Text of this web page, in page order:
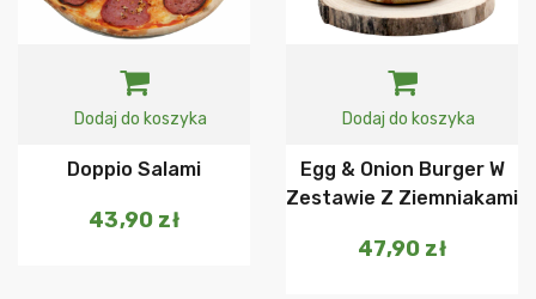
Dodaj do koszyka
Doppio Salami
43,90 zł
Dodaj do koszyka
Egg & Onion Burger W
Zestawie Z Ziemniakami
47,90 zł